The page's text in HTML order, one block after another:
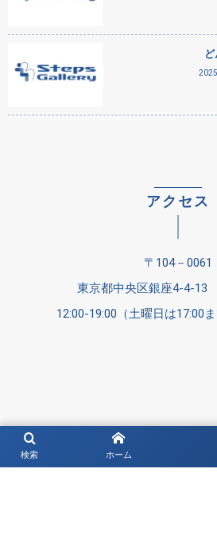
検索 ホーム
アクセス
〒104－0061
東京都中央区銀座4-4-13
12:00-19:00（土曜日は17:00